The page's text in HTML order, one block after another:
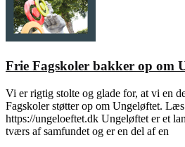
Frie Fagskoler bakker op om
Vi er rigtig stolte og glade for, at vi en
Fagskoler støtter op om Ungeløftet.
https://ungeloeftet.dk Ungeløftet er et
tværs af samfundet og er en del af en